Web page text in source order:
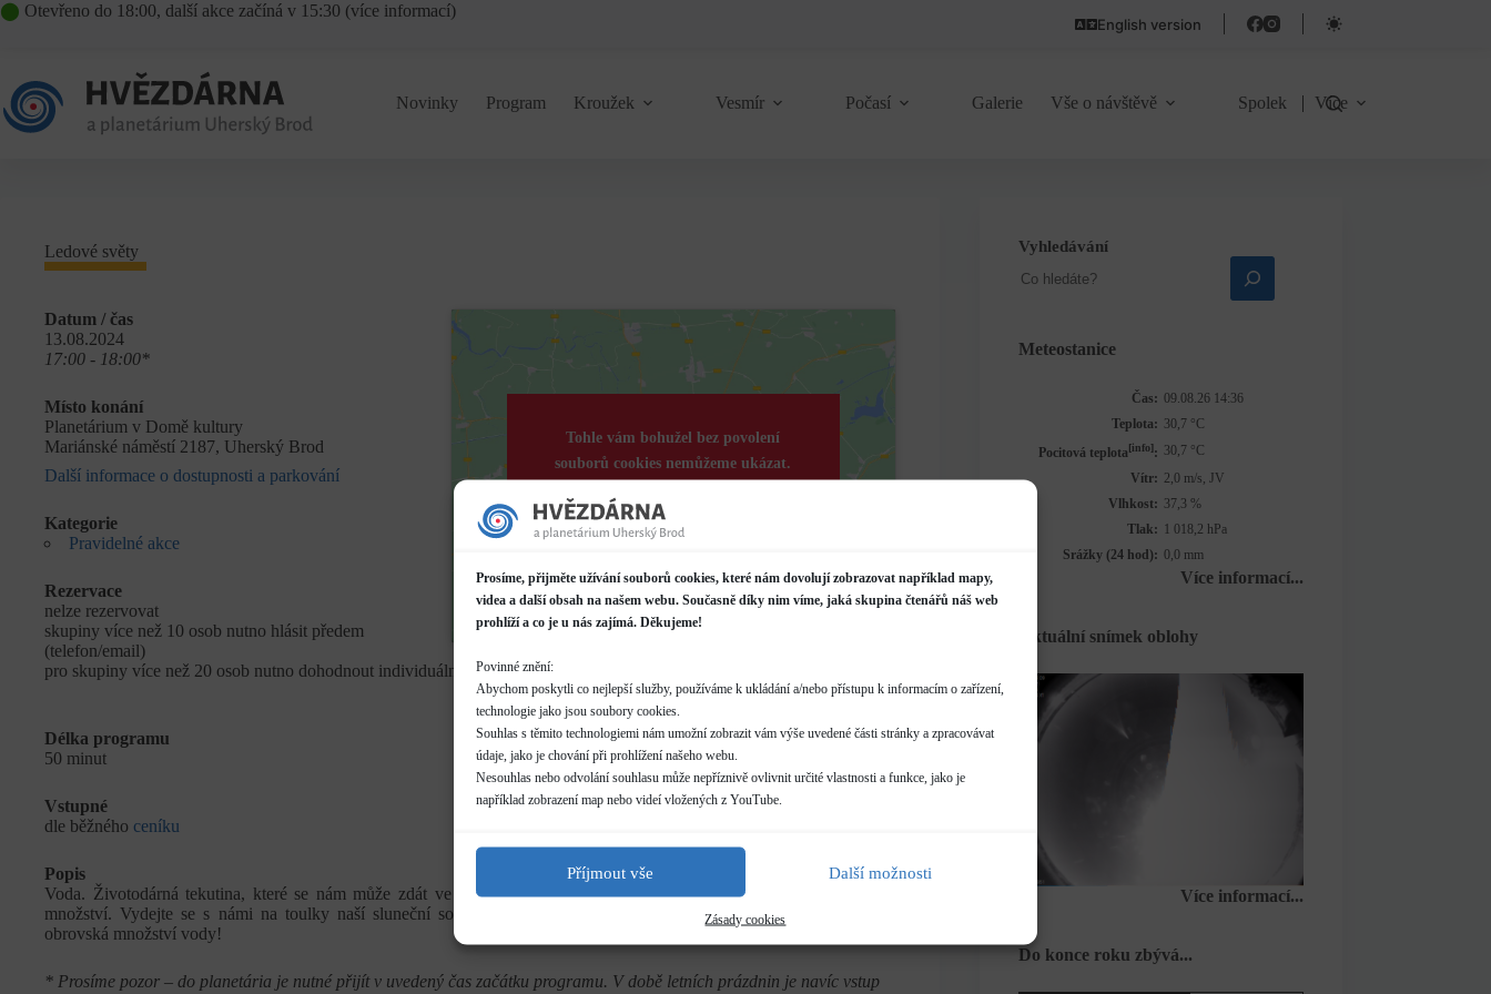
Prosíme, přijměte užívání souborů cookies, které nám dovolují zobrazovat například mapy,
videa a další obsah na našem webu. Současně díky nim víme, jaká skupina čtenářů náš web
prohlíží a co je u nás zajímá. Děkujeme!
Povinné znění:
Abychom poskytli co nejlepší služby, používáme k ukládání a/nebo přístupu k informacím o zařízení,
technologie jako jsou soubory cookies.
Souhlas s těmito technologiemi nám umožní zobrazit vám výše uvedené části stránky a zpracovávat
údaje, jako je chování při prohlížení našeho webu.
Nesouhlas nebo odvolání souhlasu může nepříznivě ovlivnit určité vlastnosti a funkce, jako je
například zobrazení map nebo videí vložených z YouTube.
Příjmout vše Další možnosti
Zásady cookies
Skip
⬤ Otevřeno do 18:00, další akce začíná v 15:30 (více informací)
English version
Novinky Program Kroužek Vesmír Počasí Galerie Vše o návštěvě Spolek Více
Ledové světy
Tohle vám bohužel bez povolení
souborů cookies nemůžeme ukázat.
soubory cookies a zobrazíte obsah.
Datum / čas
13.08.2024
17:00 - 18:00*
Místo konání
Planetárium v Domě kultury
Mariánské náměstí 2187, Uherský Brod
Další informace o dostupnosti a parkování
Kategorie
Pravidelné akce
Rezervace
nelze rezervovat
skupiny více než 10 osob nutno hlásit předem
(telefon/email)
pro skupiny více než 20 osob nutno dohodnout individuální termín
Délka programu
50 minut
Vstupné
dle běžného ceníku
Popis
Voda. Životodárná tekutina, které se nám může zdát ve vesmíru vzácná. Přitom na mnoha místech jí najdeme velká
množství. Vydejte se s námi na toulky naší sluneční soustavou. Na místa, která jsou v sevření zimy a skrývají tak
obrovská množství vody!
* Prosíme pozor – do planetária je nutné přijít v uvedený čas začátku programu. V době letních prázdnin je navíc vstup
Vyhledávání
Meteostanice
Čas: 09.08.26 14:36
Teplota: 30,7 °C
Pocitová teplota[info]: 30,7 °C
Vítr: 2,0 m/s, JV
Vlhkost: 37,3 %
Tlak: 1 018,2 hPa
Srážky (24 hod): 0,0 mm
Více informací...
Aktuální snímek oblohy
Více informací...
Do konce roku zbývá...